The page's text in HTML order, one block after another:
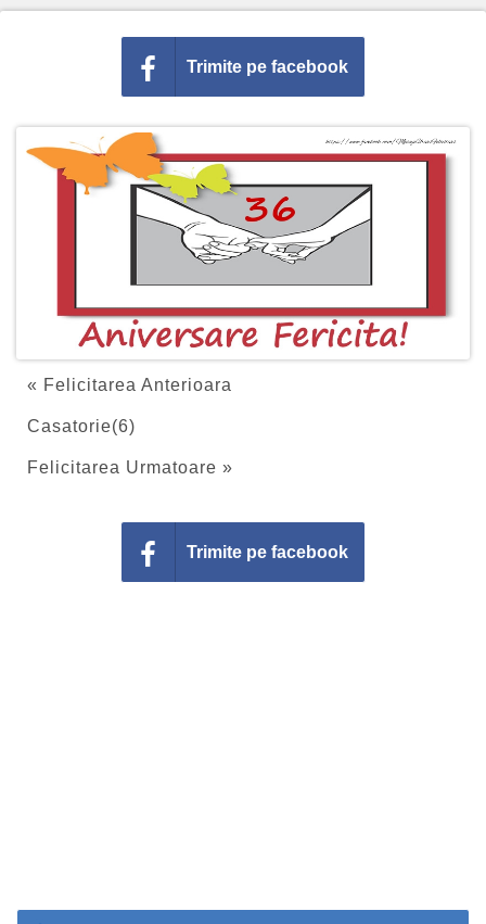
Trimite pe facebook
« Felicitarea Anterioara
Casatorie(6)
Felicitarea Urmatoare »
Trimite pe facebook